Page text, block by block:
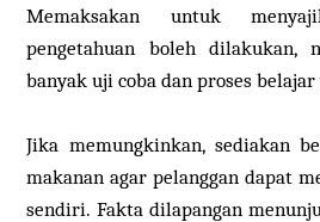
Memaksakan untuk
pengetahuan boleh dilakukan,
banyak uji coba dan proses belajar
Jika memungkinkan, sediakan
makanan agar pelanggan dapat
sendiri. Fakta dilapangan